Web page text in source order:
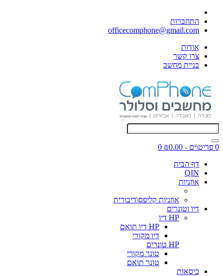
התחברות
officecomphone@gmail.com
אודות
צרו קשר
בניית מחשב
0 פריט\ים - ₪0.00
0
דף הבית
QIN
אוזניות
אוזניות קליפס\דיבורית
דיו וטונרים
HP דיו
HP דיו תואם
דיו מקורי
HP טונרים
טונר מקורי
טונר תואם
כיסאות